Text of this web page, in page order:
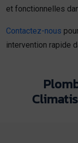
et fonctionnelles
Contactez-nous
intervention rapide